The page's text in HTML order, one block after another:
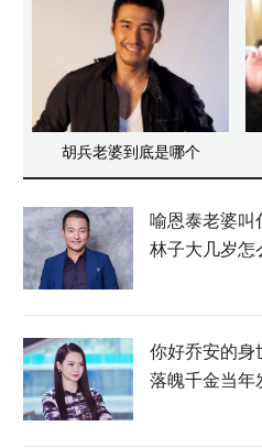
胡兵老婆到底是哪个
喻恩泰老婆叫
林子大几岁怎
你好乔安的身
落魄千金当年